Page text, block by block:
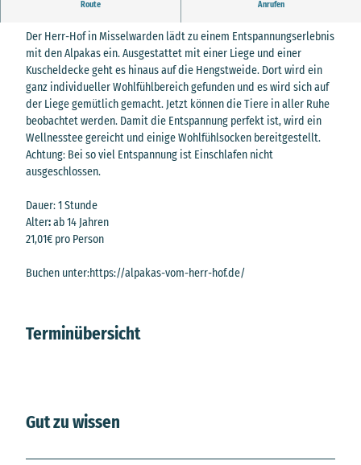
Route Anrufen
Alpaka-Chillen
Der Herr-Hof in Misselwarden lädt zu einem Entspannungserlebnis
mit den Alpakas ein. Ausgestattet mit einer Liege und einer
Kuscheldecke geht es hinaus auf die Hengstweide. Dort wird ein
ganz individueller Wohlfühlbereich gefunden und es wird sich auf
der Liege gemütlich gemacht. Jetzt können die Tiere in aller Ruhe
beobachtet werden. Damit die Entspannung perfekt ist, wird ein
Wellnesstee gereicht und einige Wohlfühlsocken bereitgestellt.
Achtung: Bei so viel Entspannung ist Einschlafen nicht
ausgeschlossen.
Dauer: 1 Stunde
Alter:ab 14 Jahren
21,01€ pro Person
Buchen unter:https://alpakas-vom-herr-hof.de/
Terminübersicht
Gut zu wissen